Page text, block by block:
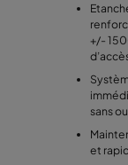
+/-
sans
et